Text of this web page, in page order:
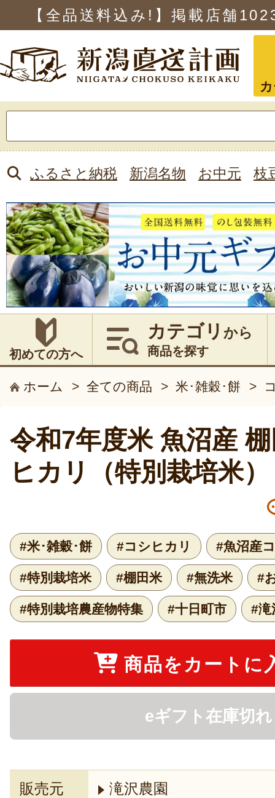
【全品送料込み!】掲載店舗
索:
ふるさと納税 新潟名物 お中元 枝
初めての方へ
カテゴリ から
商品を探す
ホーム > 全ての商品 > 米･雑穀･餅 >
令和7年度米 魚沼産
ヒカリ（特別栽培米）
#米･雑穀･餅 #コシヒカリ #魚沼産
#特別栽培米 #棚田米 #無洗米 #
#特別栽培農産物特集 #十日町市 #滝
商品をカートに
eギフト在庫切れ
販売元 滝沢農園